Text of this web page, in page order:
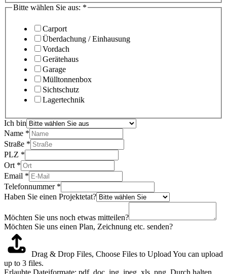
Bitte wählen Sie aus: *
Carport
Überdachung / Einhausung
Vordach
Gerätehaus
Garage
Mülltonnenbox
Sichtschutz
Lagertechnik
Ich bin
Name *
Straße *
PLZ *
Ort *
Email *
Telefonnummer *
Haben Sie einen Projektetat?
Möchten Sie uns noch etwas mitteilen?
Möchten Sie uns einen Plan, Zeichnung etc. senden?
Drag & Drop Files, Choose Files to Upload You can upload
up to 3 files.
Erlaubte Dateiformate: pdf, doc, jpg, jpeg, xls, png. Durch halten